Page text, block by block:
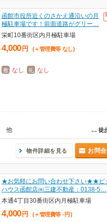
函館市役所近くのさかえ通沿いの月
極駐車場です！前面道路がグリー…
栄町10番街区内月極駐車場
4,000 円 (＋管理費等 なし)
敷 なし 礼 なし
… 徒
他
物件詳細を見る お問
★お気軽にお問い合わせ下さい★★ピ
ハウス函館店㈱三建不動産：0138-5…
本通4丁目30番街区内月極駐車場
4,000 円 (＋管理費等 - 円 )